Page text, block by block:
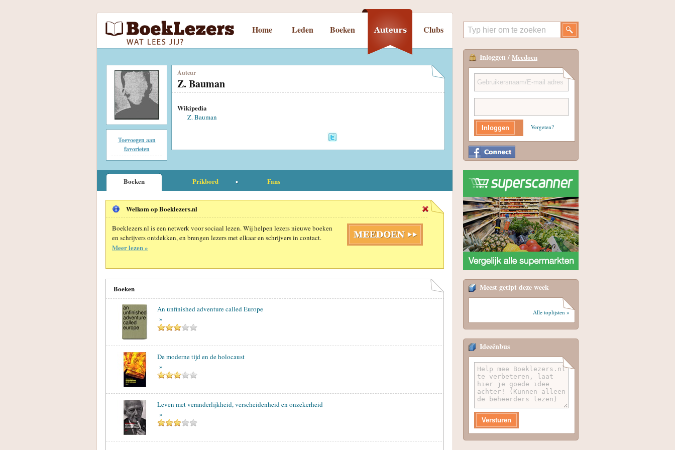
Home Leden Boeken Clubs
Toevoegen aan
favorieten
Auteur
Z. Bauman
Wikipedia
Z. Bauman
Boeken Prikbord Fans
Welkom op Boeklezers.nl
Boeklezers.nl is een netwerk voor sociaal lezen. Wij helpen lezers nieuwe boeken
en schrijvers ontdekken, en brengen lezers met elkaar en schrijvers in contact.
Meer lezen »
Boeken
An unfinished adventure called Europe
»
De moderne tijd en de holocaust
»
Leven met veranderlijkheid, verscheidenheid en onzekerheid
»
Inloggen / Meedoen
Vergeten?
Meest getipt deze week
Alle toplijsten »
Ideeënbus